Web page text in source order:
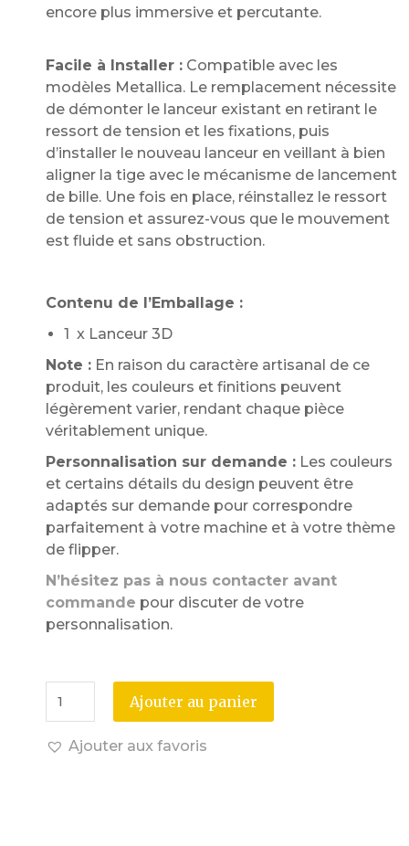
encore plus immersive et percutante.
Facile à Installer : Compatible avec les
modèles Metallica. Le remplacement nécessite
de démonter le lanceur existant en retirant le
ressort de tension et les fixations, puis
d’installer le nouveau lanceur en veillant à bien
aligner la tige avec le mécanisme de lancement
de bille. Une fois en place, réinstallez le ressort
de tension et assurez-vous que le mouvement
est fluide et sans obstruction.
Contenu de l’Emballage :
1 x Lanceur 3D
Note : En raison du caractère artisanal de ce
produit, les couleurs et finitions peuvent
légèrement varier, rendant chaque pièce
véritablement unique.
Personnalisation sur demande : Les couleurs
et certains détails du design peuvent être
adaptés sur demande pour correspondre
parfaitement à votre machine et à votre thème
de flipper.
N’hésitez pas à nous contacter avant
commande pour discuter de votre
personnalisation.
Ajouter au panier
Ajouter aux favoris